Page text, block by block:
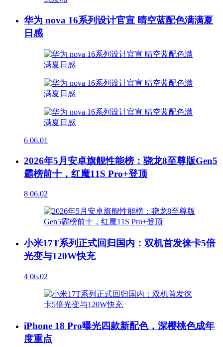
华为 nova 16系列设计官宣 晴空蓝配色满满夏
日感
6 06.01
2026年5月安卓旗舰性能榜：骁龙8至尊版Gen5
霸榜前十，红魔11S Pro+登顶
8 06.02
小米17T系列正式回归国内：双机首发徕卡5倍
光变与120W快充
4 06.02
iPhone 18 Pro曝光四款新配色，深樱桃色成年
度重点